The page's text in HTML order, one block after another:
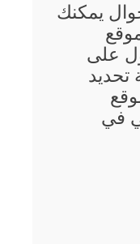
يمكنك
على
تحديد
في